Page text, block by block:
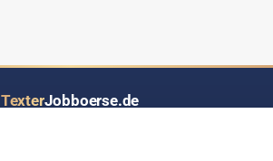
TexterJobboerse.de